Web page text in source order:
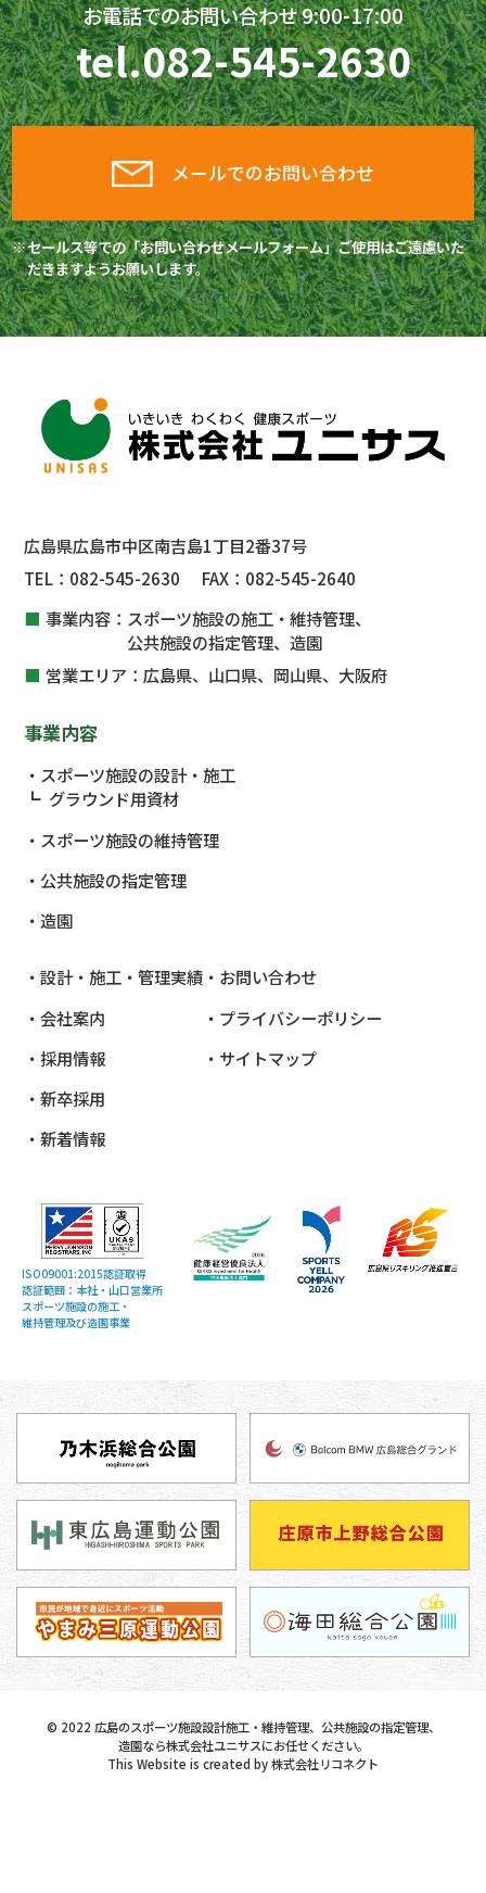
お電話でのお問い合わせ 9:00-17:00
tel.082-545-2630
メールでのお問い合わせ
セールス等での「お問い合わせメールフォーム」ご使用はご遠慮いた
だきますようお願いします。
広島県広島市中区南吉島1丁目2番37号
TEL： 082-545-2630 FAX： 082-545-2640
事業内容： スポーツ施設の施工・維持管理、
公共施設の指定管理、 造園
営業エリア： 広島県、山口県、岡山県、大阪府
事業内容
スポーツ施設の設計・施工
グラウンド用資材
スポーツ施設の維持管理
公共施設の指定管理
造園
設計・施工・管理実績
会社案内
採用情報
新卒採用
新着情報
お問い合わせ
プライバシーポリシー
サイトマップ
ISO09001:2015認証取得
認証範囲：本社・山口営業所
スポーツ施設の施工・
維持管理及び造園事業
© 2022 広島のスポーツ施設設計施工・維持管理、公共施設の指定管理、
造園なら株式会社ユニサスにお任せください。
This Website is created by株式会社リコネクト